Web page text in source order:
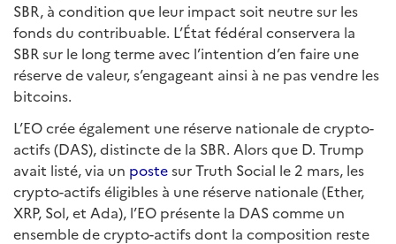
SBR, à condition que leur impact soit neutre sur les
fonds du contribuable. L’État fédéral conservera la
SBR sur le long terme avec l’intention d’en faire une
réserve de valeur, s’engageant ainsi à ne pas vendre les
bitcoins.
L’EO crée également une réserve nationale de crypto-
actifs (DAS), distincte de la SBR. Alors que D. Trump
avait listé, via un postesur Truth Social le 2 mars, les
crypto-actifs éligibles à une réserve nationale (Ether,
XRP, Sol, et Ada), l’EO présente la DAS comme un
ensemble de crypto-actifs dont la composition reste